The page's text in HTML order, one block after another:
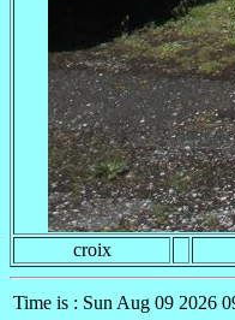
croix
Time is : Sun Aug 09 2026